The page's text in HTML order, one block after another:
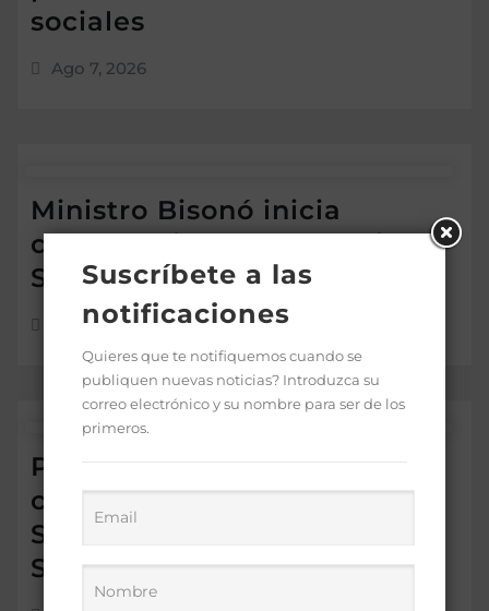
sociales
Ago 7, 2026
Ministro Bisonó inicia
construcción de la Iglesia
San Juan Pablo II en Bávaro
Ago 7, 2026
ProCompetencia firma carta
compromiso para obtener el
Sello Igualando RD para el
Sector Público
Suscríbete a las
notificaciones
Quieres que te notifiquemos cuando se
publiquen nuevas noticias? Introduzca su
correo electrónico y su nombre para ser de los
primeros.